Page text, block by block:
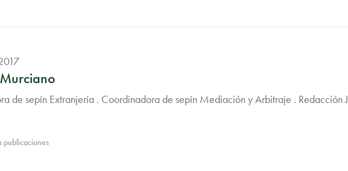
de sepín Extranjería . Coordinadora de sepín Mediación y Arbitraje . Redacción
publicaciones